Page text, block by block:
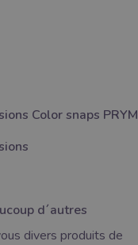
Color snaps PRYM
d´autres
divers produits de